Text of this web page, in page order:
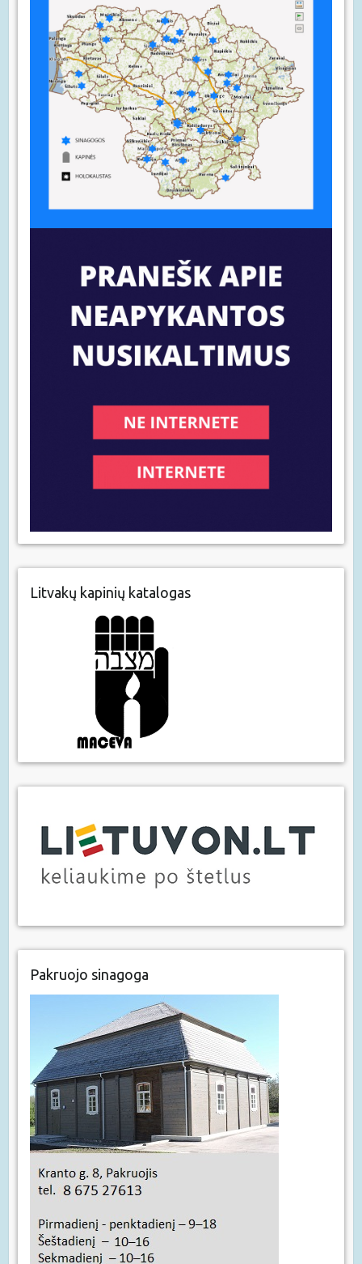
Litvakų kapinių katalogas
Pakruojo sinagoga